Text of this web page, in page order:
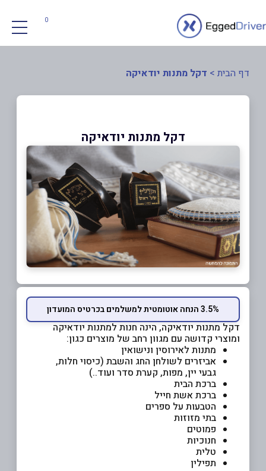
0
דף הבית > דקל מתנות יודאיקה
דקל מתנות יודאיקה
3.5% הנחה אוטומטית למשלמים בכרטיס המועדון
דקל מתנות יודאיקה, הינה חנות למתנות יודאיקה
ומוצרי קדושה עם מגוון רחב של מוצרים כגון:
מתנות לאירוסין ונישואין
אביזרים לשולחן החג והשבת (כיסוי חלות,
גבעי יין, מפות, קערת סדר ועוד..)
ברכת הבית
ברכת אשת חייל
הטבעות על ספרים
בתי מזוזות
פמוטים
חנוכיות
טלית
תפילין